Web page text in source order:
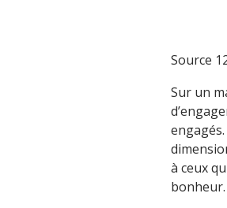
Source
Sur un
à ceux
bonheur.